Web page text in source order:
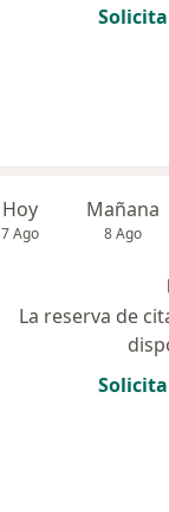
Hoy
7 Ago
Mañana
8 Ago
La reserva de